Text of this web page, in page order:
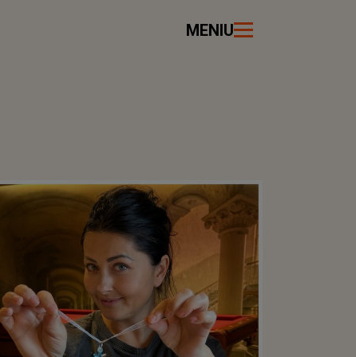
MENIU